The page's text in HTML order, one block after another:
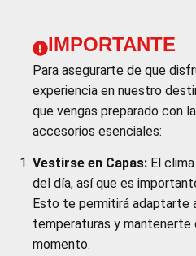
IMPORTANTE
Para asegurarte de que
experiencia en nuestro
que vengas preparado con
accesorios esenciales:
Vestirse en Capas: El
del día, así que es
Esto te permitirá adaptarte
temperaturas y mantenerte
momento.